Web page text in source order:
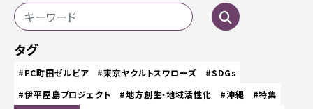
タグ
#FC町田ゼルビア #東京ヤクルトスワローズ
#SDGs
#伊平屋島プロジェクト
#地方創生・地域活性化 #沖縄
#特集